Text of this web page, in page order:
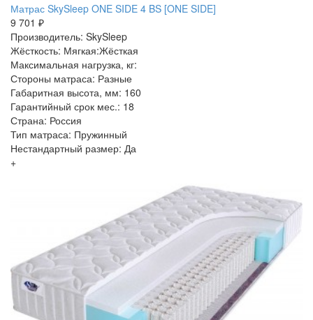
Матрас SkySleep ONE SIDE 4 BS [ONE SIDE]
9 701 ₽
Производитель: SkySleep
Жёсткость: Мягкая:Жёсткая
Максимальная нагрузка, кг:
Стороны матраса: Разные
Габаритная высота, мм: 160
Гарантийный срок мес.: 18
Страна: Россия
Тип матраса: Пружинный
Нестандартный размер: Да
+